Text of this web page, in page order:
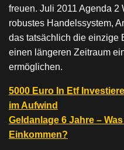
freuen. Juli 2011 Agenda 2
robustes Handelssystem,
das tatsächlich die einzige
einen längeren Zeitraum
ermöglichen.
5000 Euro In Etf
im Aufwind
Geldanlage 6 Jahre –
Einkommen?